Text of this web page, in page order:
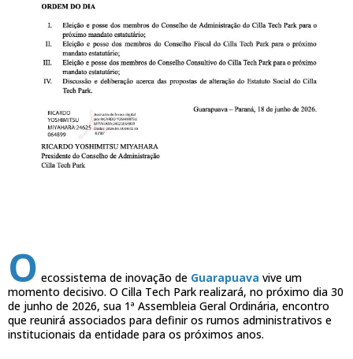
O ecossistema de inovação de Guarapuava vive um
momento decisivo. O Cilla Tech Park realizará, no próximo dia 30
de junho de 2026, sua 1ª Assembleia Geral Ordinária, encontro
que reunirá associados para definir os rumos administrativos e
institucionais da entidade para os próximos anos.